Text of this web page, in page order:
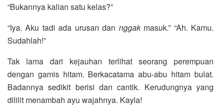
“Bukannya kalian satu kelas?”
“Iya. Aku tadi ada urusan dan nggak masuk.” “Ah. Kamu.
Sudahlah!”
Tak lama dari kejauhan terlihat seorang perempuan
dengan gamis hitam. Berkacatama abu-abu hitam bulat.
Badannya sedikit berisi dan cantik. Kerudungnya yang
dililit menambah ayu wajahnya. Kayla!